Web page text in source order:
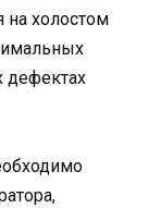
на холостом
дефектах